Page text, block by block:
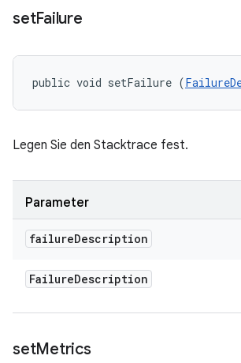
setFailure
public void setFailure (
Legen Sie den Stacktrace fest.
Parameter
failureDescription
FailureDescription
setMetrics